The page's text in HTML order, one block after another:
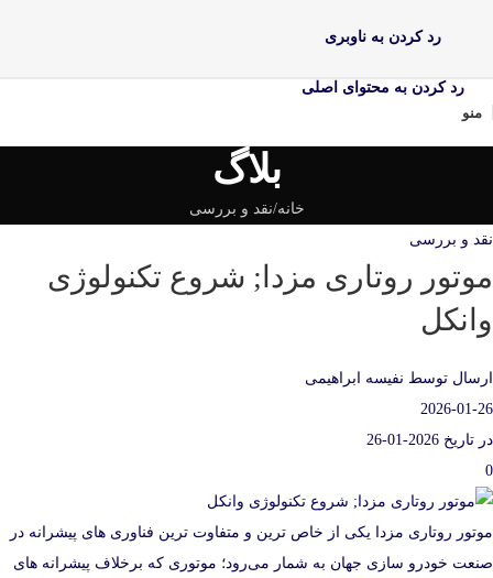
رد کردن به ناوبری
رد کردن به محتوای اصلی
منو
بلاگ
خانه نقد و بررسی
نقد و بررسی
موتور روتاری مزدا; شروع تکنولوژی
وانکل
ارسال توسط نفیسه ابراهیمی
2026-01-26
در تاریخ 2026-01-26
0
موتور روتاری مزدا یکی از خاص‌ ترین و متفاوت‌ ترین فناوری‌ های پیشرانه در
صنعت خودرو سازی جهان به شمار می‌رود؛ موتوری که برخلاف پیشرانه‌ های